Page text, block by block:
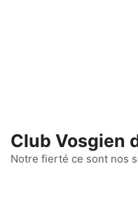
Club Vosgien
Notre fierté ce sont nos